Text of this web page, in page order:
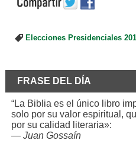
Elecciones Presidenciales
FRASE DEL DÍA
“La Biblia es el único libro
solo por su valor espiritual,
por su calidad literaria»:
— Juan Gossaín